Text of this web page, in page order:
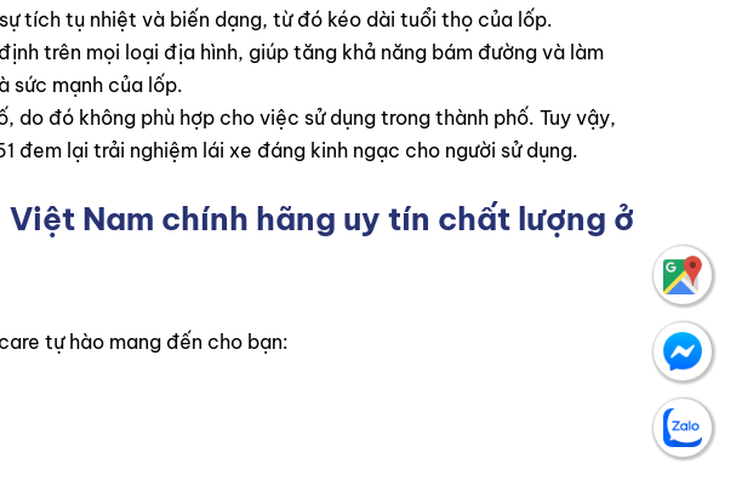
tích tụ nhiệt và biến dạng, từ đó kéo dài tuổi thọ của lốp.
trên mọi loại địa hình, giúp tăng khả năng bám đường và làm
sức mạnh của lốp.
do đó không phù hợp cho việc sử dụng trong thành phố. Tuy vậy,
đem lại trải nghiệm lái xe đáng kinh ngạc cho người sử dụng.
Việt Nam chính hãng uy tín chất lượng ở
tự hào mang đến cho bạn: